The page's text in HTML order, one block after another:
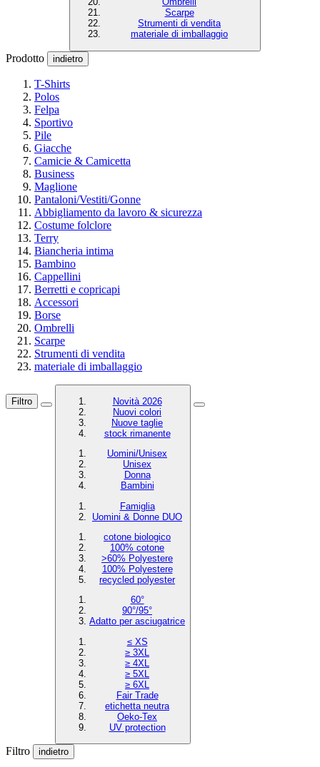
Scarpe
Strumenti di vendita
materiale di imballaggio
Prodotto indietro
T-Shirts
Polos
Felpa
Sportivo
Pile
Giacche
Camicie & Camicetta
Business
Maglione
Pantaloni/Vestiti/Gonne
Abbigliamento da lavoro & sicurezza
Costume folclore
Terry
Biancheria intima
Bambino
Cappellini
Berretti e copricapi
Accessori
Borse
Ombrelli
Scarpe
Strumenti di vendita
materiale di imballaggio
Filtro
Novità 2026
Nuovi colori
Nuove taglie
stock rimanente
Uomini/Unisex
Unisex
Donna
Bambini
Famiglia
Uomini & Donne DUO
cotone biologico
100% cotone
>60% Polyestere
100% Polyestere
recycled polyester
60°
90°/95°
Adatto per asciugatrice
≤ XS
≥ 3XL
≥ 4XL
≥ 5XL
≥ 6XL
Fair Trade
etichetta neutra
Oeko-Tex
UV protection
Filtro indietro